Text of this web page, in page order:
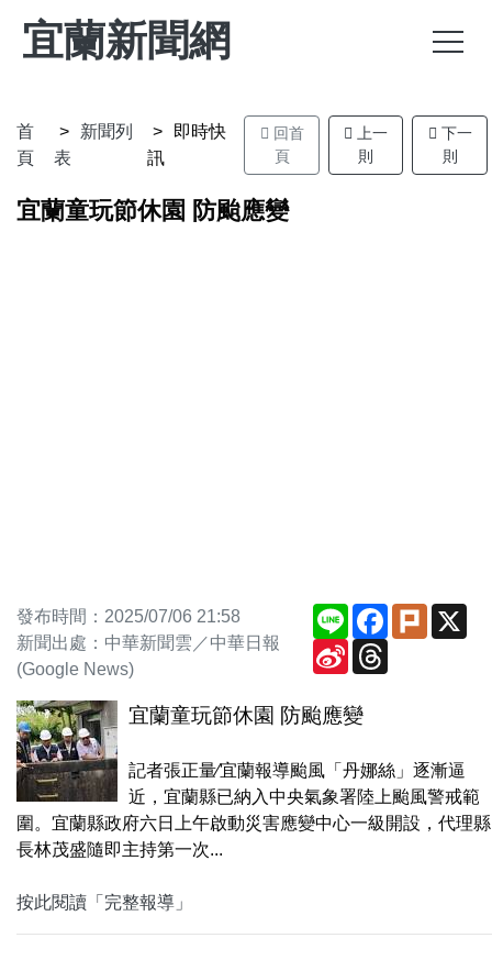
宜蘭新聞網
首
頁
新聞列
表
即時快
訊
回首
頁
上一
則
下一
則
宜蘭童玩節休園 防颱應變
發布時間：2025/07/06 21:58
新聞出處：中華新聞雲／中華日報
(Google News)
Line Facebook
Plurk
Sina
Weibo
宜蘭童玩節休園 防颱應變
記者張正量∕宜蘭報導颱風「丹娜絲」逐漸逼
近，宜蘭縣已納入中央氣象署陸上颱風警戒範
圍。宜蘭縣政府六日上午啟動災害應變中心一級開設，代理縣
長林茂盛隨即主持第一次...
按此閱讀「完整報導」